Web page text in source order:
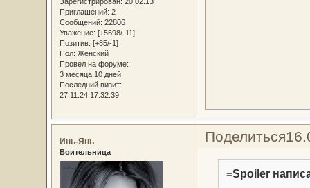
Зарегистрирован: 20.02.13
Приглашений: 2
Сообщений: 22806
Уважение: [+5698/-11]
Позитив: [+85/-1]
Пол: Женский
Провел на форуме:
3 месяца 10 дней
Последний визит:
27.11.24 17:32:39
Поделиться
Инь-Янь
Воительница
=Spoiler